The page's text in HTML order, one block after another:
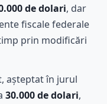
de dolari, dar
fiscale federale
prin modificări
așteptat în jurul
30.000 de dolari,